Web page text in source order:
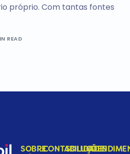
próprio. Com tantas fontes
READ
SOBRECONTABILIDADE
SOLUÇÕES